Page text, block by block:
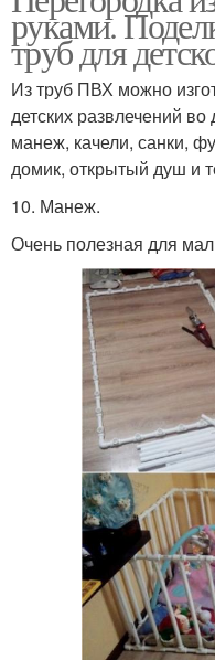
руками.
труб для
Из труб ПВХ можно
детских развлечений
манеж, качели, санки,
домик, открытый душ и
10. Манеж.
Очень полезная для